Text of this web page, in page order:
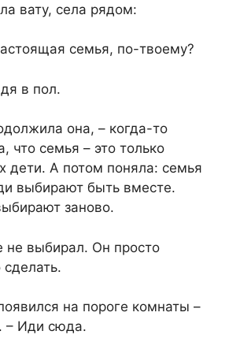
вату, села рядом:
семья, по-твоему?
в пол.
она, – когда-то
что семья – это только
дети. А потом поняла: семья
выбирают быть вместе.
заново.
не выбирал. Он просто
на пороге комнаты –
– Иди сюда.